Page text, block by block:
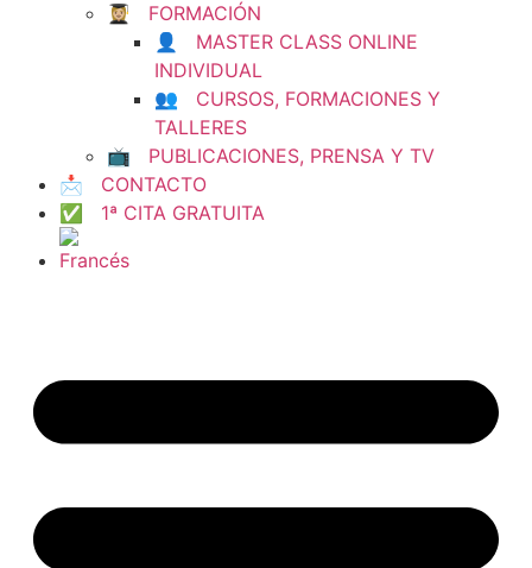
👩🏼‍🎓 FORMACIÓN
👤 MASTER CLASS ONLINE
INDIVIDUAL
👥 CURSOS, FORMACIONES Y
TALLERES
📺 PUBLICACIONES, PRENSA Y TV
📩 CONTACTO
✅ 1ª CITA GRATUITA